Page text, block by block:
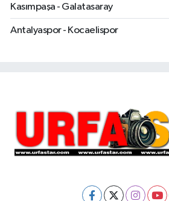
Kasımpaşa - Galatasaray
Antalyaspor - Kocaelispor